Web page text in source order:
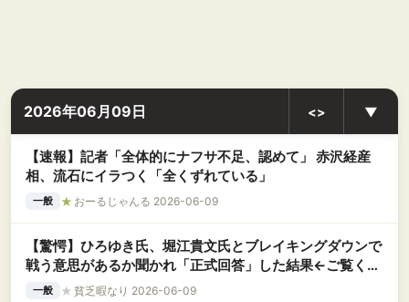
2026年06月09日 <> ▼
【速報】記者「全体的にナフサ不足、認めて」 赤沢経産
相、流石にイラつく「全くずれている」
一般 ★ おーるじゃんる 2026-06-09
【驚愕】ひろゆき氏、堀江貴文氏とブレイキングダウンで
戦う意思があるか聞かれ「正式回答」した結果←ご覧くだ
さいｗｗｗｗｗｗｗｗｗｗｗｗｗ
一般 ★ 貧乏暇なり 2026-06-09